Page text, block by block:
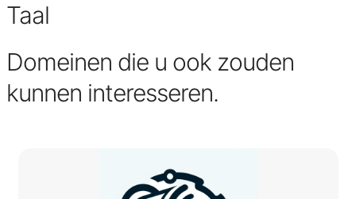
Taal
Domeinen die u ook zouden
kunnen interesseren.